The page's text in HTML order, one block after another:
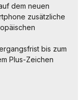
dem neuen
zusätzliche
bis zum
Plus-Zeichen